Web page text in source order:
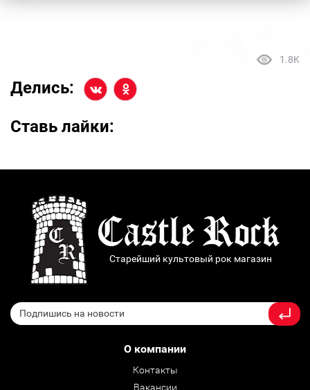
1.8K
Делись:
Ставь лайки:
Старейший культовый рок магазин
О компании
Контакты
Вакансии